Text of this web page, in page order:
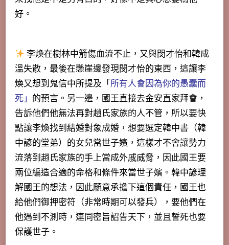
好。
李煥在樹林中箭傷血流不止，又與閔才怡和韓成
溫失散，最後在懸崖邊發現閔才怡的東西，這讓李
煥又想到鬼信中所提及「所有人會因為你的愚蠢而
死」 的預言。另一邊，國王直接去金安直家拜會，
告訴他們他無法再對趙氏家族的人不管，所以要快
點讓李煥找到結婚對象成婚，想要選定韓中書（韓
中諺的堂弟）的女兒當世子嬪，這樣才不會讓勢力
流落到趙氏家族的手上當成外戚威脅，因此國王要
兩位編造合適的命格和條件來當世子嬪。韓中諺理
解國王的想法，因此願意承擔下這個責任，國王也
給他們御押密符（非常時期可以發兵），要他們在
他遇到不測時，連同密旨詔告天下，並且誓死也要
保護世子。